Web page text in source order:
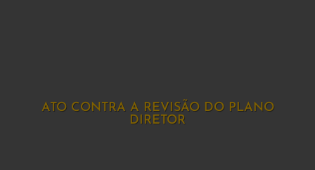
ATO CONTRA A REVISÃO DO PLANO
DIRETOR